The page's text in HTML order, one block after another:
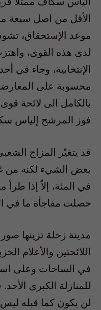
الأقل من اصل سبعة
موعد الإستحقاق،
لدى هذه القوى،
الإنتخابية، وجاء
محسوبة على
فوز المرشح إلياس
قد يتغيّر المزاج
بعض الشيء لكنه من
في المئة، إلاّ إذا
حصلت مفاجأة ما في
مدينة زحلة تزينها
اللائحتين والأعلام
في الساحات وعلى
للمنازلة الكبرى
لن يكون كما قبله